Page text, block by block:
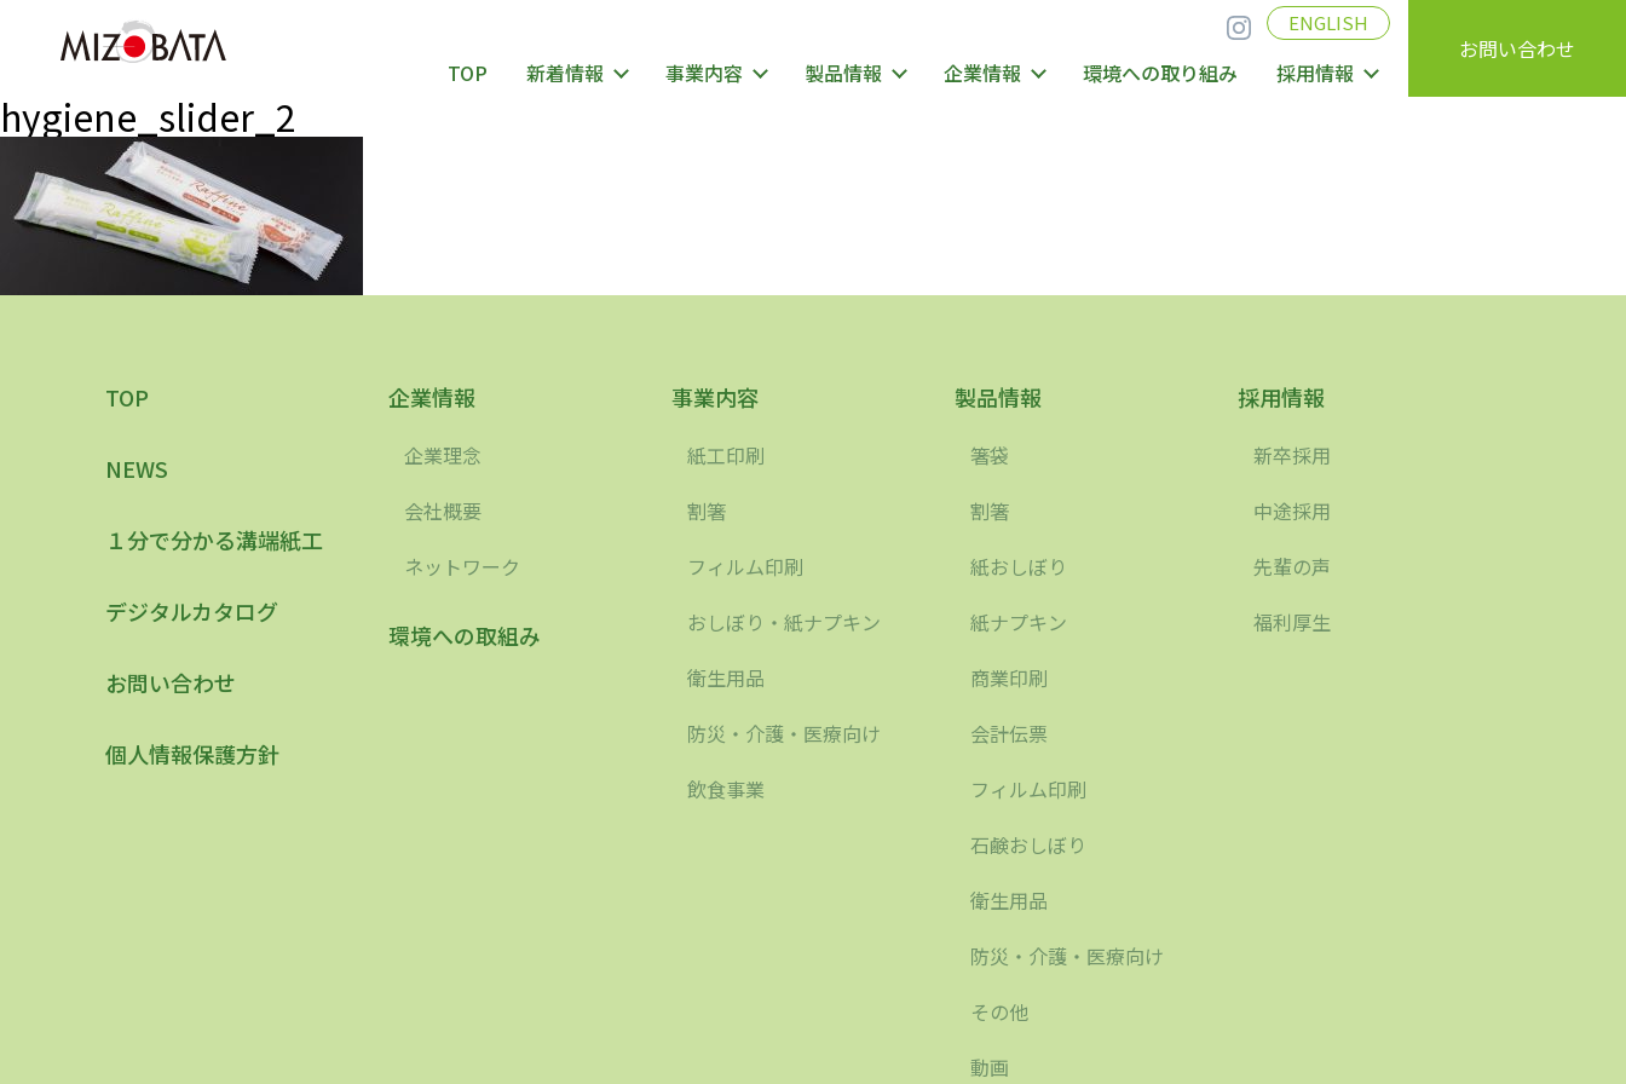
ENGLISH
TOP 新着情報 事業内容 製品情報 企業情報 環境への取り組み 採用情報
お問い合わせ
hygiene_slider_2
TOP
NEWS
１分で分かる溝端紙工
デジタルカタログ
お問い合わせ
個人情報保護方針
企業情報
企業理念
会社概要
ネットワーク
環境への取組み
事業内容
紙工印刷
割箸
フィルム印刷
おしぼり・紙ナプキン
衛生用品
防災・介護・医療向け
飲食事業
製品情報
箸袋
割箸
紙おしぼり
紙ナプキン
商業印刷
会計伝票
フィルム印刷
石鹸おしぼり
衛生用品
防災・介護・医療向け
その他
動画
採用情報
新卒採用
中途採用
先輩の声
福利厚生